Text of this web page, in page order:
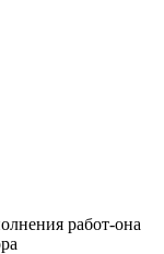
работ-она